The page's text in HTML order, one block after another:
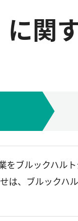
に関
をブルックハル
は、ブルックハ